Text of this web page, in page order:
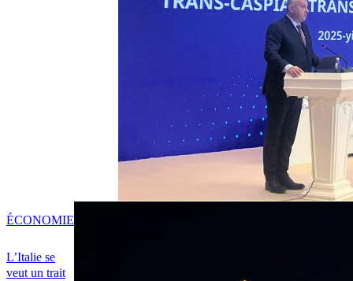
L’Italie se
veut un trait
ÉCONOMIE